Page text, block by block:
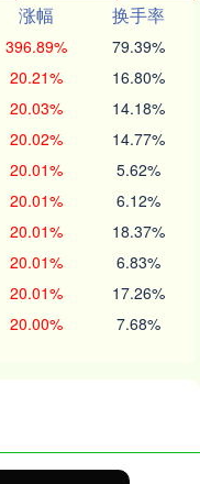
涨幅
换手率
396.89% 79.39%
20.21% 16.80%
20.03% 14.18%
20.02% 14.77%
20.01% 5.62%
20.01% 6.12%
20.01% 18.37%
20.01% 6.83%
20.01% 17.26%
20.00% 7.68%